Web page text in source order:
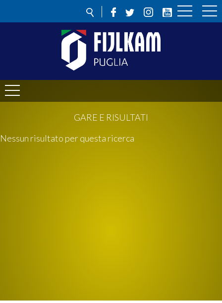
GARE E RISULTATI
Nessun risultato per questa ricerca